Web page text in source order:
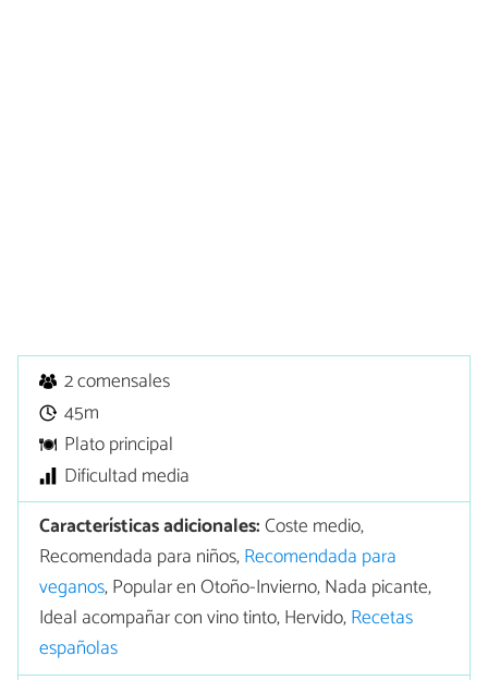
2 comensales
45m
Plato principal
Dificultad media
Características adicionales:Coste medio,
Recomendada para niños,Recomendada para
veganos, Popular en Otoño-Invierno, Nada picante,
Ideal acompañar con vino tinto, Hervido,Recetas
españolas